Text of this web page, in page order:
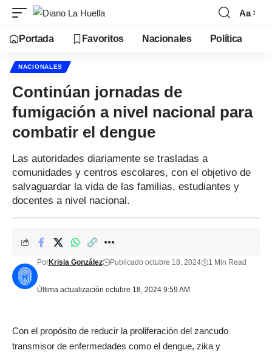
Aa
Portada Favoritos Nacionales Política
NACIONALES
Continúan jornadas de
fumigación a nivel nacional para
combatir el dengue
Las autoridades diariamente se trasladas a
comunidades y centros escolares, con el objetivo de
salvaguardar la vida de las familias, estudiantes y
docentes a nivel nacional.
Última actualización octubre 18, 2024 9:59 AM
PorKrisia González Publicado octubre 18, 2024 1 Min Read
Con el propósito de reducir la proliferación del zancudo
transmisor de enfermedades como el dengue, zika y